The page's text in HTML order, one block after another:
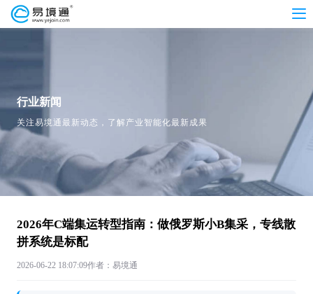
行业新闻
关注易境通最新动态，了解产业智能化最新成果
2026年C端集运转型指南：做俄罗斯小B集采，专线散
拼系统是标配
2026-06-22 18:07:09作者：易境通